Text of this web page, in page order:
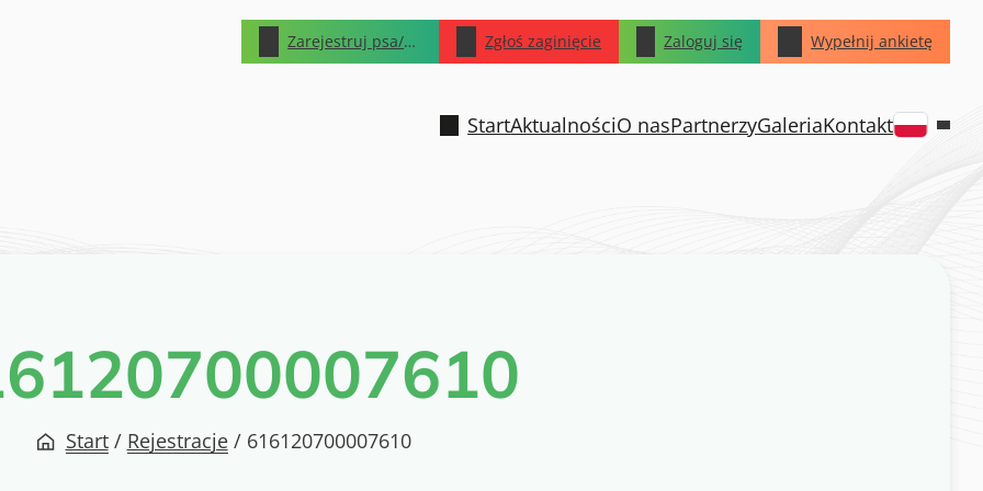
Zarejestruj psa/kota Zgłoś zaginięcie Zaloguj się Wypełnij ankietę
StartAktualnościO nasPartnerzyGaleriaKontakt
Start / Rejestracje / 616120700007610